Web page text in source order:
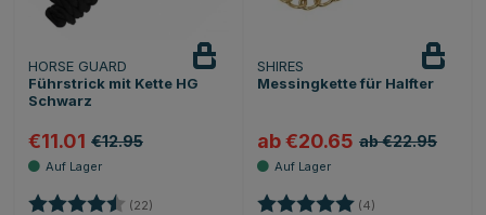
HORSE GUARD
Führstrick mit Kette HG
Schwarz
€11.01 €12.95
Bewertung: (22) 4.7 von 5 Sternen
SHIRES
Messingkette für Halfter
ab €20.65 ab €22.95
Bewertung: (4)